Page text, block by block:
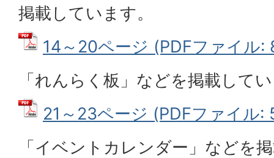
掲載しています。
14～20ページ (PDFファイル:
「れんらく板」などを掲載して
21～23ページ (PDFファイル:
「イベントカレンダー」などを